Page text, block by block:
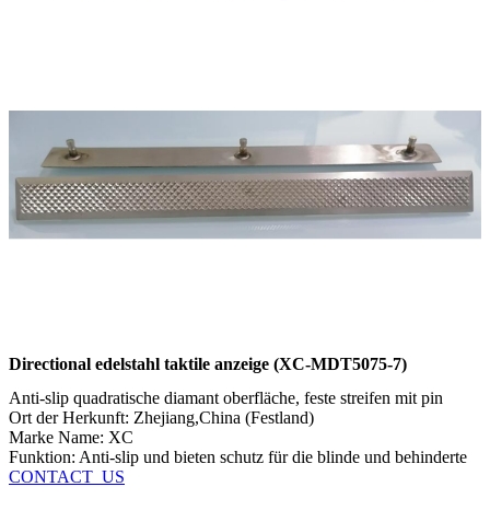
Directional edelstahl taktile anzeige (XC-MDT5075-7)
Anti-slip quadratische diamant oberfläche, feste streifen mit pin
Ort der Herkunft: Zhejiang,China (Festland)
Marke Name: XC
Funktion: Anti-slip und bieten schutz für die blinde und behinderte
CONTACT_US